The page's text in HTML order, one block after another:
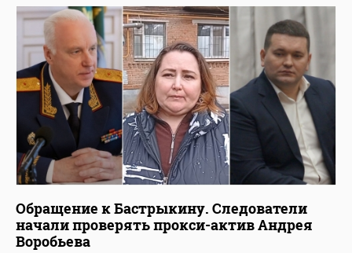
Обращение к Бастрыкину. Следователи
начали проверять прокси-актив Андрея
Воробьева